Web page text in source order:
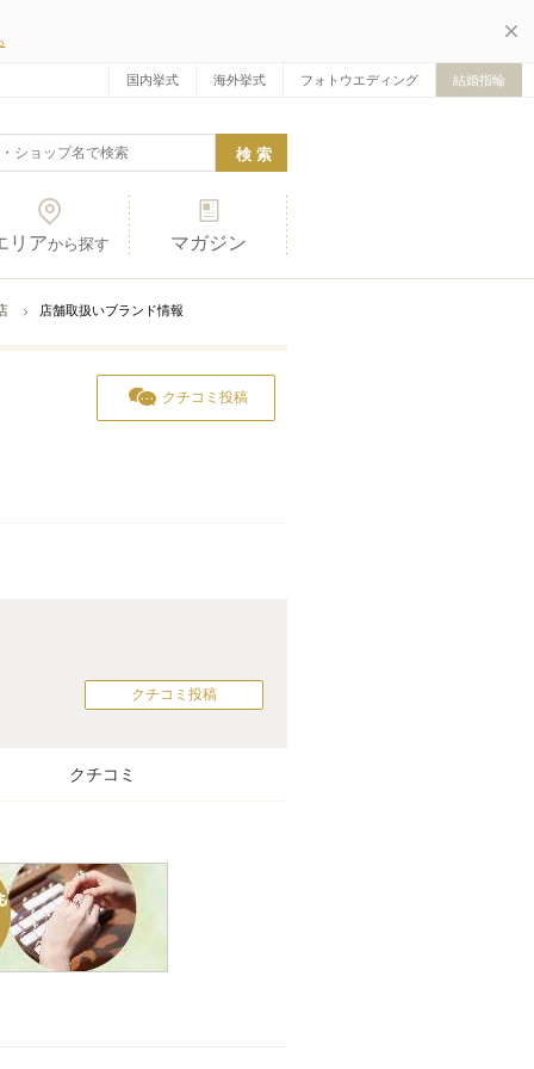
国内挙式 海外挙式 フォトウエディング 結婚指輪
リアから探す マガジン
店舗取扱いブランド情報
クチコミ投稿
クチコミ投稿
クチコミ